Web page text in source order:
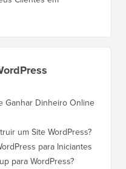
Ganhar Dinheiro Online
um Site WordPress?
para Iniciantes
para WordPress?